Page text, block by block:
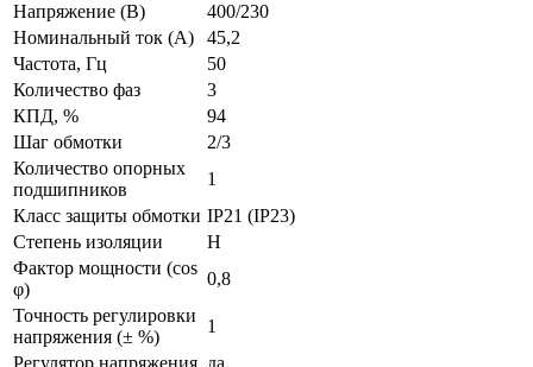
Напряжение (В)
400/230
Номинальный ток (А)
45,2
Частота, Гц
50
Количество фаз
3
КПД, %
94
Шаг обмотки
2/3
Количество опорных
подшипников
1
Класс защиты обмотки IP21 (IP23)
Степень изоляции
Н
Фактор мощности (cos
φ)
0,8
Точность регулировки
напряжения (± %)
1